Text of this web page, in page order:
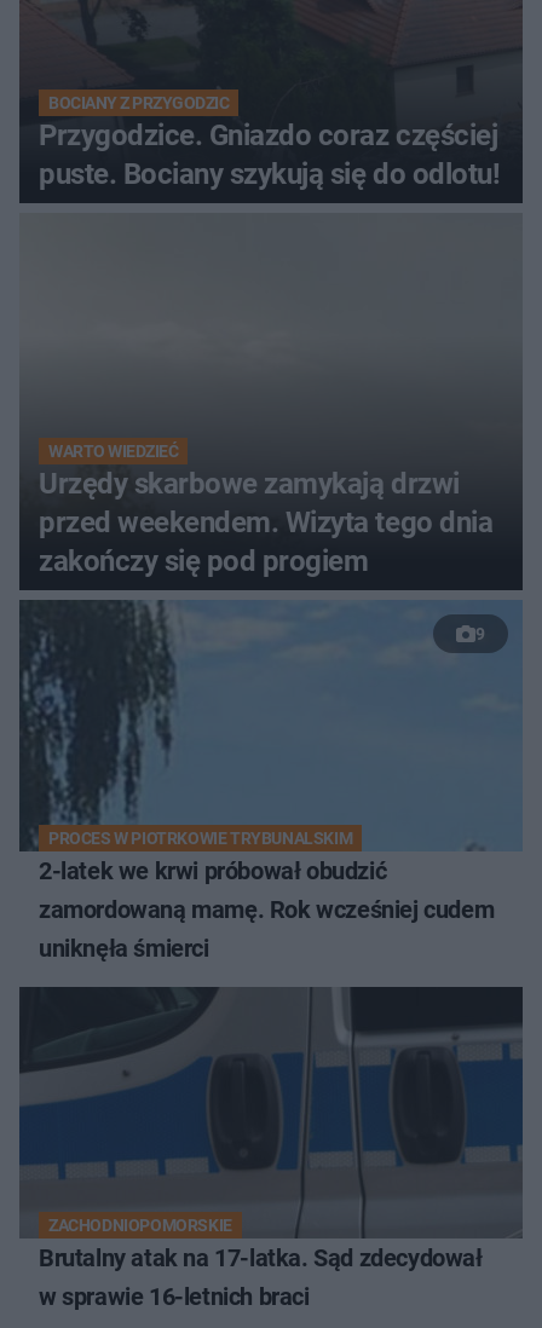
BOCIANY Z PRZYGODZIC
Przygodzice. Gniazdo coraz częściej
puste. Bociany szykują się do odlotu!
WARTO WIEDZIEĆ
Urzędy skarbowe zamykają drzwi
przed weekendem. Wizyta tego dnia
zakończy się pod progiem
9
PROCES W PIOTRKOWIE TRYBUNALSKIM
2-latek we krwi próbował obudzić
zamordowaną mamę. Rok wcześniej cudem
uniknęła śmierci
ZACHODNIOPOMORSKIE
Brutalny atak na 17-latka. Sąd zdecydował
w sprawie 16-letnich braci